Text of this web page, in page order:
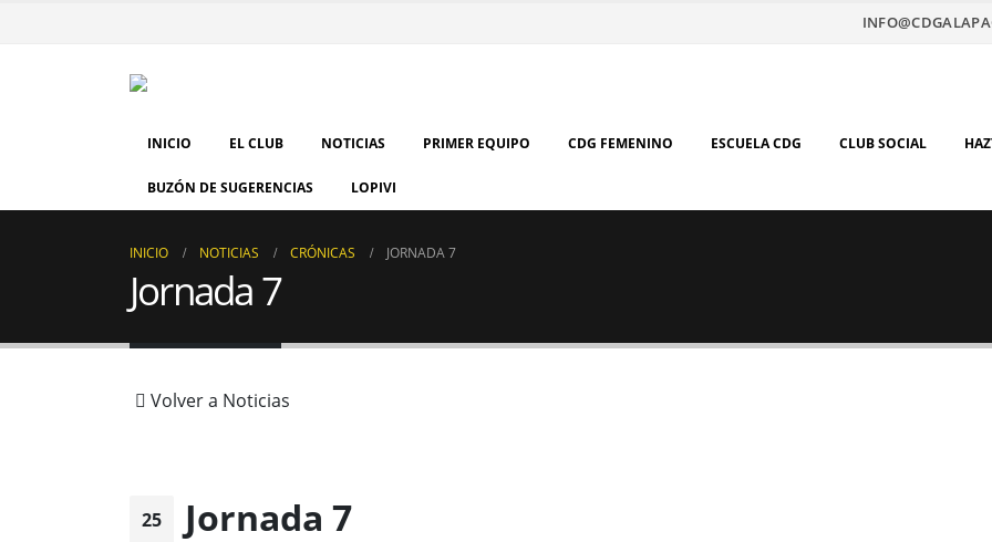
INICIO EL CLUB NOTICIAS PRIMER EQUIPO CDG FEMENINO ESCUELA CDG CLUB SOCIAL
BUZÓN DE SUGERENCIAS LOPIVI
INICIO NOTICIAS CRÓNICAS JORNADA 7
Jornada 7
Volver a Noticias
25 Jornada 7